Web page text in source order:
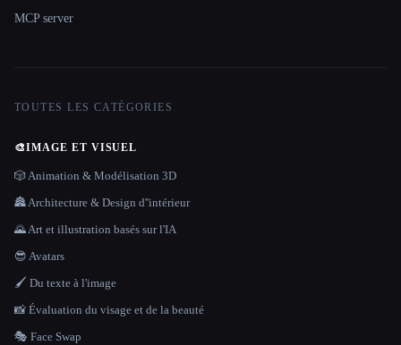
MCP server
TOUTES LES CATÉGORIES
🎨IMAGE ET VISUEL
🎲 Animation & Modélisation 3D
🏯 Architecture & Design d''intérieur
🌄 Art et illustration basés sur l'IA
😎 Avatars
🖌️ Du texte à l'image
📸 Évaluation du visage et de la beauté
🎭 Face Swap